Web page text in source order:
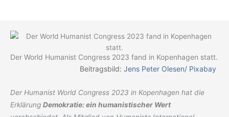
Der World Humanist Congress 2023 fand in Kopenhagen statt.
Beitragsbild: Jens Peter Olesen/ Pixabay
Der Humanist World Congress 2023 in Kopenhagen hat die
Erklärung Demokratie: ein humanistischer Wert